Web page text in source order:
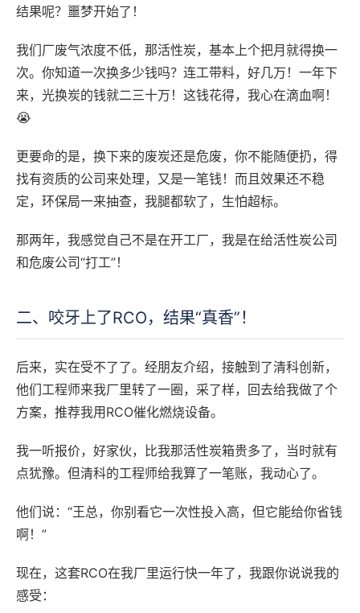
结果呢？噩梦开始了！
我们厂废气浓度不低，那活性炭，基本上个把月就得换一
次。你知道一次换多少钱吗？连工带料，好几万！一年下
来，光换炭的钱就二三十万！这钱花得，我心在滴血啊！
😭
更要命的是，换下来的废炭还是危废，你不能随便扔，得
找有资质的公司来处理，又是一笔钱！而且效果还不稳
定，环保局一来抽查，我腿都软了，生怕超标。
那两年，我感觉自己不是在开工厂，我是在给活性炭公司
和危废公司“打工”！
二、咬牙上了RCO，结果“真香”！
后来，实在受不了了。经朋友介绍，接触到了清科创新，
他们工程师来我厂里转了一圈，采了样，回去给我做了个
方案，推荐我用RCO催化燃烧设备。
我一听报价，好家伙，比我那活性炭箱贵多了，当时就有
点犹豫。但清科的工程师给我算了一笔账，我动心了。
他们说：“王总，你别看它一次性投入高，但它能给你省钱
啊！”
现在，这套RCO在我厂里运行快一年了，我跟你说说我的
感受：